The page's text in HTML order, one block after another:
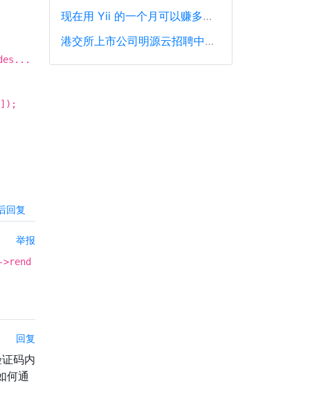
回复
举报
回复
码内
何通
现在用 Yii 的一个月可以赚多少钱？
港交所上市公司明源云招聘中高级PHP开发工程师